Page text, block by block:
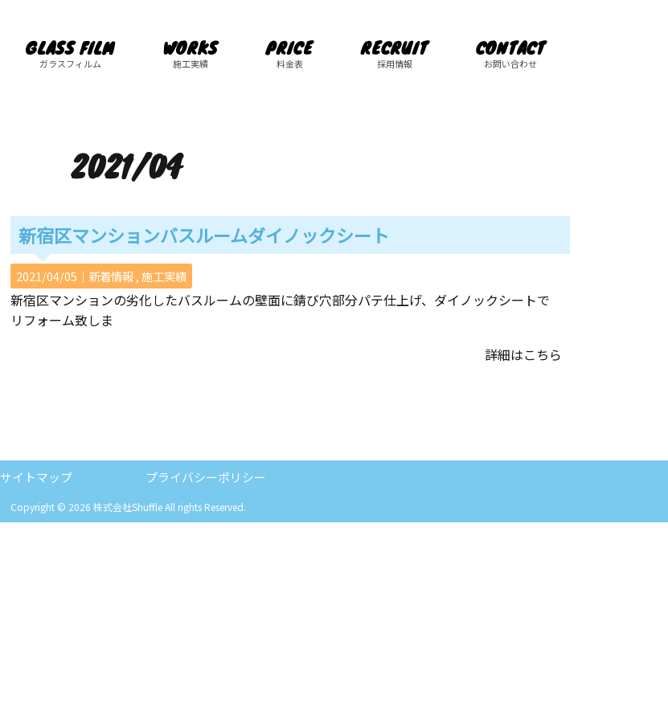
GLASS FILM
ガラスフィルム
WORKS
施工実績
PRICE
料金表
RECRUIT
採用情報
CONTACT
お問い合わせ
2021/04
新宿区マンションバスルームダイノックシート
2021/04/05｜ 新着情報 施工実績
新宿区マンションの劣化したバスルームの壁面に錆び穴部分パテ仕上げ、ダイノックシートで
リフォーム致しま
詳細はこちら
サイトマップ プライバシーポリシー
Copyright © 2026 株式会社Shuffle All rights Reserved.